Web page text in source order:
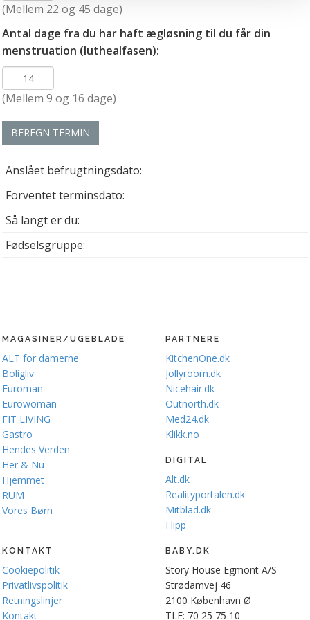
personoplysninger i forbindelse hermed i både
voresprivatlivspolitikog cookiepolitik.
(Mellem 22 og 45 dage)
Antal dage fra du har haft ægløsning til du får din
menstruation (luthealfasen):
(Mellem 9 og 16 dage)
BEREGN TERMIN
Anslået befrugtningsdato:
Forventet terminsdato:
Så langt er du:
Fødselsgruppe:
MAGASINER/UGEBLADE
ALT for damerne
Boligliv
Euroman
Eurowoman
FIT LIVING
Gastro
Hendes Verden
Her & Nu
Hjemmet
RUM
Vores Børn
PARTNERE
KitchenOne.dk
Jollyroom.dk
Nicehair.dk
Outnorth.dk
Med24.dk
Klikk.no
DIGITAL
Alt.dk
Realityportalen.dk
Mitblad.dk
Flipp
KONTAKT
Cookiepolitik
Privatlivspolitik
Retningslinjer
Kontakt
BABY.DK
Story House Egmont A/S
Strødamvej 46
2100 København Ø
TLF: 70 25 75 10